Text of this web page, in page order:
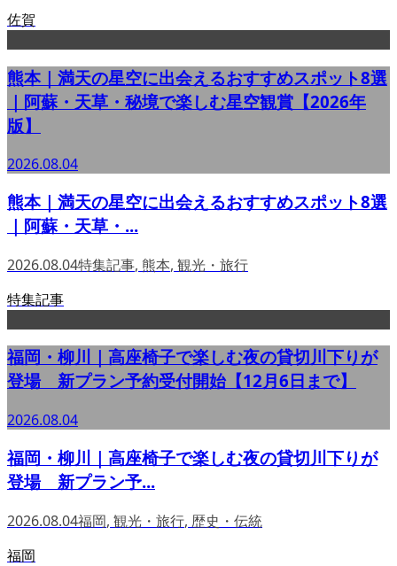
佐賀
熊本｜満天の星空に出会えるおすすめスポット8選
｜阿蘇・天草・秘境で楽しむ星空観賞【2026年
版】
2026.08.04
熊本｜満天の星空に出会えるおすすめスポット8選
｜阿蘇・天草・...
2026.08.04特集記事, 熊本, 観光・旅行
特集記事
福岡・柳川｜高座椅子で楽しむ夜の貸切川下りが
登場 新プラン予約受付開始【12月6日まで】
2026.08.04
福岡・柳川｜高座椅子で楽しむ夜の貸切川下りが
登場 新プラン予...
2026.08.04福岡, 観光・旅行, 歴史・伝統
福岡